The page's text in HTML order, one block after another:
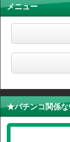
メニュー
★パチンコ関係